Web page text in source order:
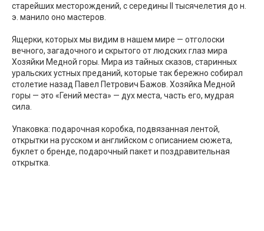
старейших месторождений, с середины II тысячелетия до н.
э. манило оно мастеров.
Ящерки, которых мы видим в нашем мире — отголоски
вечного, загадочного и скрытого от людских глаз мира
Хозяйки Медной горы. Мира из тайных сказов, старинных
уральских устных преданий, которые так бережно собирал
столетие назад Павел Петрович Бажов. Хозяйка Медной
горы — это «Гений места» — дух места, часть его, мудрая
сила.
Упаковка: подарочная коробка, подвязанная лентой,
открытки на русском и английском с описанием сюжета,
буклет о бренде, подарочный пакет и поздравительная
открытка.